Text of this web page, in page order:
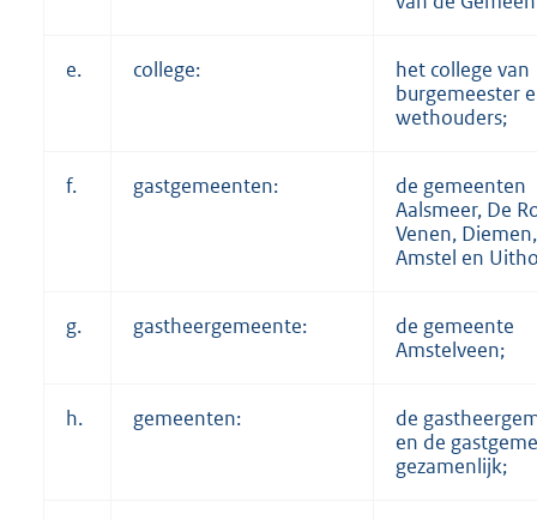
e. college:
het college van
burgemeester
wethouders;
f. gastgemeenten:
de gemeenten
Aalsmeer, De
Venen,
Amstel en
g. gastheergemeente:
de gemeente
Amstelveen;
h. gemeenten:
de
en de
gezamenlijk;